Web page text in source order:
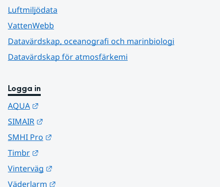
Luftmiljödata
VattenWebb
Datavärdskap, oceanografi och marinbiologi
Datavärdskap för atmosfärkemi
Logga in
AQUA
SIMAIR
SMHI Pro
Timbr
Vinterväg
Väderlarm